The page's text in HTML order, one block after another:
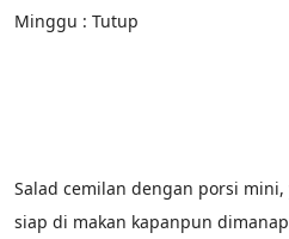
Minggu : Tutup
Salad cemilan dengan porsi
siap di makan kapanpun